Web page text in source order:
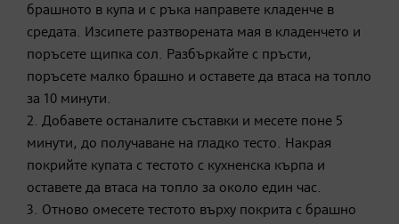
брашното в купа и с ръка направете кладенче в
средата. Изсипете разтворената мая в кладенчето и
поръсете щипка сол. Разбъркайте с пръсти,
поръсете малко брашно и оставете да втаса на топло
за 10 минути.
2. Добавете останалите съставки и месете поне 5
минути, до получаване на гладко тесто. Накрая
покрийте купата с тестото с кухненска кърпа и
оставете да втаса на топло за около един час.
3. Отново омесете тестото върху покрита с брашно